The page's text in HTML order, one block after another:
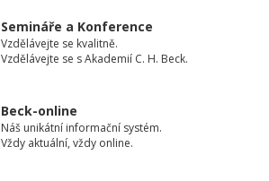
Semináře a Konference
Vzdělávejte se kvalitně.
Vzdělávejte se s Akademií C. H. Beck.
Beck-online
Náš unikátní informační systém.
Vždy aktuální, vždy online.